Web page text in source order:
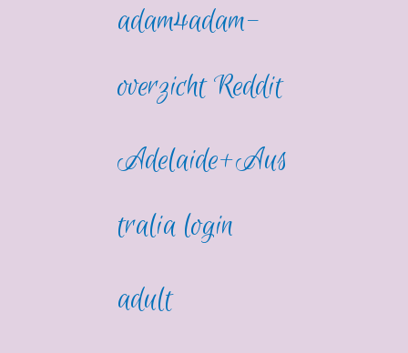
adam4adam-
overzicht Reddit
Adelaide+Aus
tralia login
adult